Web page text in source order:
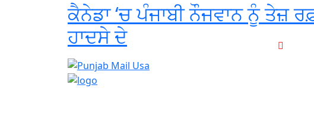
ਕੈਨੇਡਾ ‘ਚ ਪੰਜਾਬੀ ਨੌਜਵਾਨ ਨੂੰ ਤੇਜ਼
ਹਾਦਸੇ ਦੇ